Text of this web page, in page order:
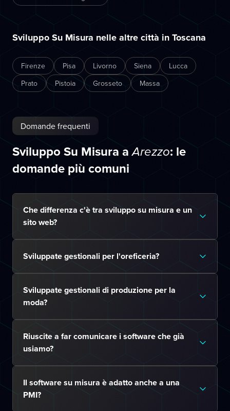
Sviluppo Su Misura nelle altre città in Toscana
Firenze Pisa Livorno Siena
Lucca
Prato
Pistoia Grosseto Massa
Domande frequenti
Sviluppo Su Misura aArezzo: le
domande più comuni
Che differenza c'è tra sviluppo su misura e un
sito web?
Sviluppate gestionali per l'oreficeria?
Sviluppate gestionali di produzione per la
moda?
Riuscite a far comunicare i software che già
usiamo?
Il software su misura è adatto anche a una
PMI?